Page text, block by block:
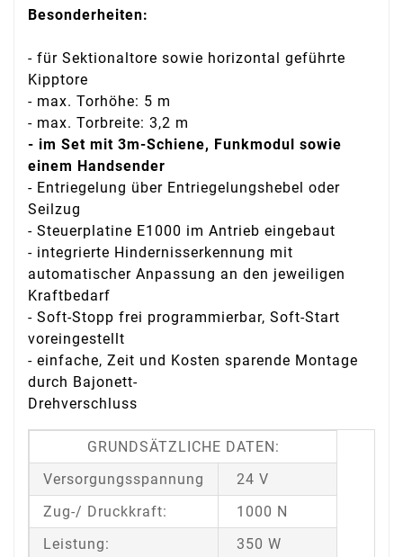
Besonderheiten:
- für Sektionaltore sowie horizontal geführte
Kipptore
- max. Torhöhe: 5 m
- max. Torbreite: 3,2 m
- im Set mit 3m-Schiene, Funkmodul sowie
einem Handsender
- Entriegelung über Entriegelungshebel oder
Seilzug
- Steuerplatine E1000 im Antrieb eingebaut
- integrierte Hindernisserkennung mit
automatischer Anpassung an den jeweiligen
Kraftbedarf
- Soft-Stopp frei programmierbar, Soft-Start
voreingestellt
- einfache, Zeit und Kosten sparende Montage
durch Bajonett-
Drehverschluss
GRUNDSÄTZLICHE DATEN:
Versorgungsspannung
24 V
Zug-/ Druckkraft:
1000 N
Leistung:
350 W